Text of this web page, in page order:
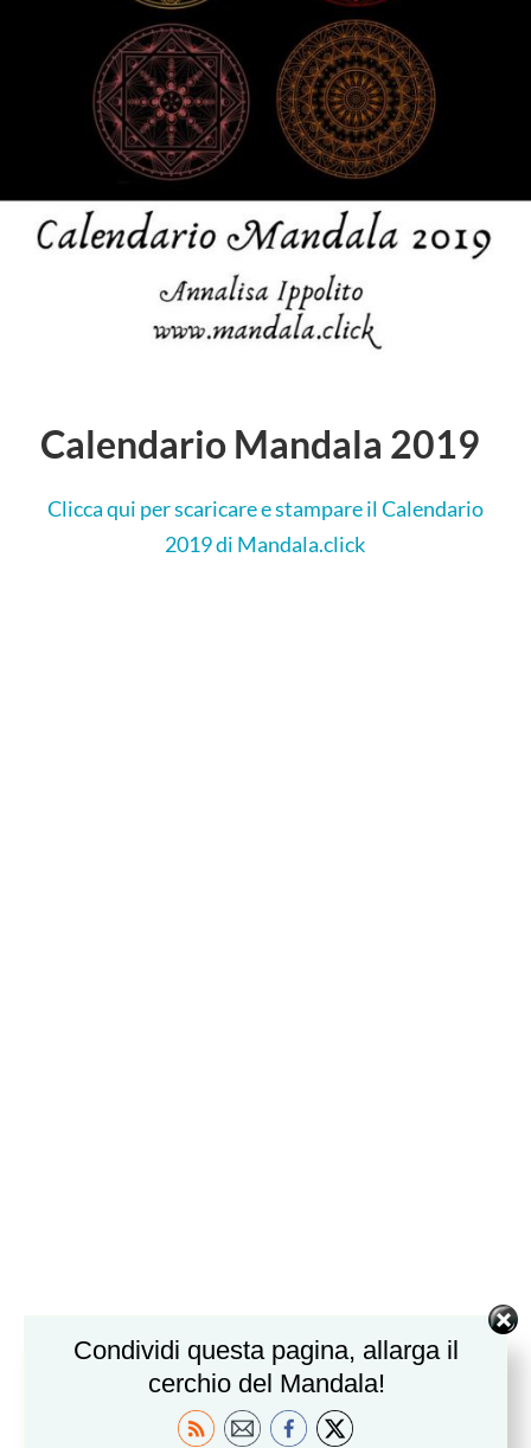
Calendario Mandala 2019
Clicca qui per scaricare e stampare il Calendario
2019 di Mandala.click
Condividi questa pagina, allarga il
cerchio del Mandala!